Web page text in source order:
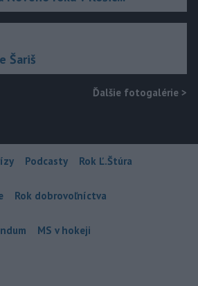
Šariš
Ďalšie fotogalérie >
Podcasty Rok Ľ.Štúra
Rok dobrovoľníctva
MS v hokeji